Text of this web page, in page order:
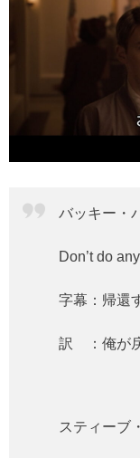
バッキー・
Don’t do
字幕：帰還
訳 ：俺が
スティーブ